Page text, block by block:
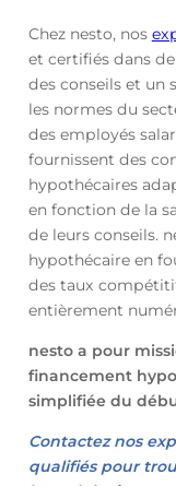
Chez nesto, nos
et certifiés dans
des conseils et un
les normes du
des employés
fournissent des
hypothécaires
en fonction de la
de leurs conseils.
hypothécaire en
des taux
entièrement
nesto a pour
financement
simplifiée du
Contactez nos
qualifiés pour